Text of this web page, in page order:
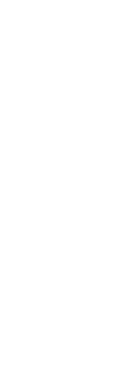
der Begriff
Weise
politischen
letzten Zeit
Erst vor
niemand